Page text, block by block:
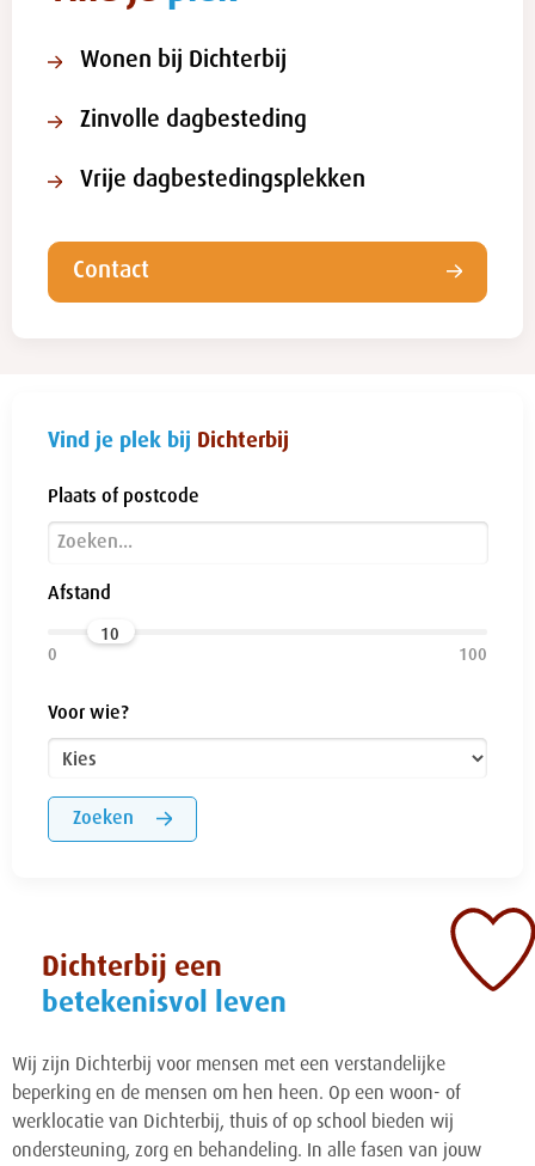
Wonen bij Dichterbij
Zinvolle dagbesteding
Vrije dagbestedingsplekken
Contact
Vind je plek bij Dichterbij
Plaats of postcode
Afstand
10
Voor wie?
Zoeken
Dichterbij een
betekenisvol leven
Wij zijn Dichterbij voor mensen met een verstandelijke
beperking en de mensen om hen heen. Op een woon- of
werklocatie van Dichterbij, thuis of op school bieden wij
ondersteuning, zorg en behandeling. In alle fasen van jouw